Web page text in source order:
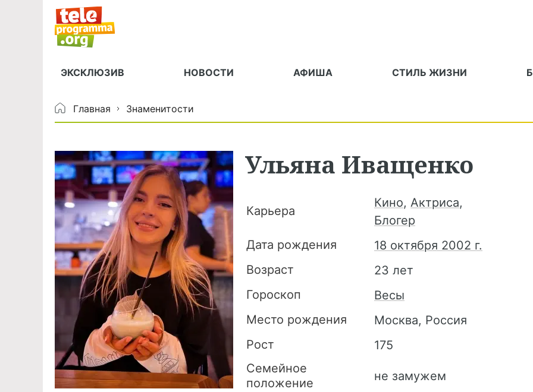
ЭКСКЛЮЗИВ НОВОСТИ АФИША СТИЛЬ ЖИЗНИ
Главная Знаменитости
Ульяна Иващенко
Карьера
Кино, Актриса,
Блогер
Дата рождения
18 октября 2002 г.
Возраст
23 лет
Гороскоп
Весы
Место рождения
Москва, Россия
Рост
175
Семейное
положение
не замужем